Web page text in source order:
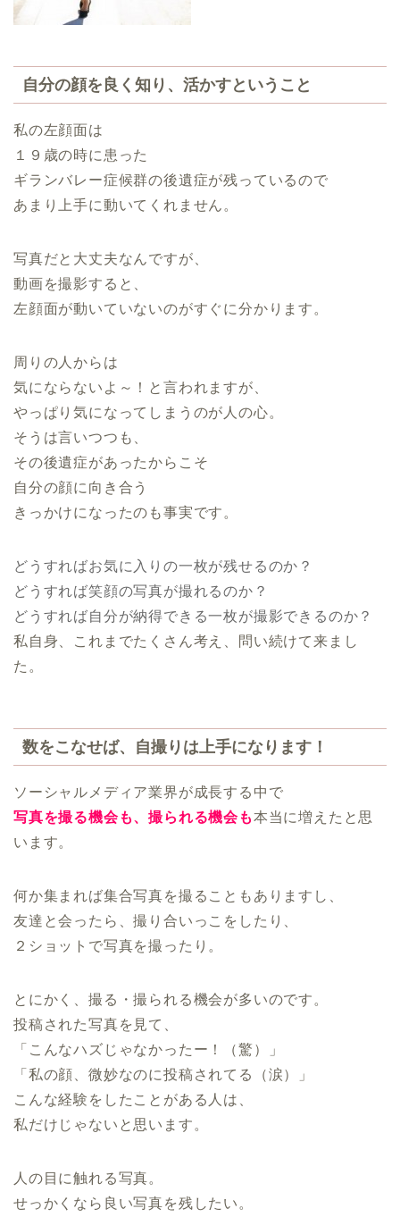
自分の顔を良く知り、活かすということ
私の左顔面は
１９歳の時に患った
ギランバレー症候群の後遺症が残っているので
あまり上手に動いてくれません。
写真だと大丈夫なんですが、
動画を撮影すると、
左顔面が動いていないのがすぐに分かります。
周りの人からは
気にならないよ～！と言われますが、
やっぱり気になってしまうのが人の心。
そうは言いつつも、
その後遺症があったからこそ
自分の顔に向き合う
きっかけになったのも事実です。
どうすればお気に入りの一枚が残せるのか？
どうすれば笑顔の写真が撮れるのか？
どうすれば自分が納得できる一枚が撮影できるのか？
私自身、これまでたくさん考え、問い続けて来まし
た。
数をこなせば、自撮りは上手になります！
ソーシャルメディア業界が成長する中で
写真を撮る機会も、撮られる機会も本当に増えたと思
います。
何か集まれば集合写真を撮ることもありますし、
友達と会ったら、撮り合いっこをしたり、
２ショットで写真を撮ったり。
とにかく、撮る・撮られる機会が多いのです。
投稿された写真を見て、
「こんなハズじゃなかったー！（驚）」
「私の顔、微妙なのに投稿されてる（涙）」
こんな経験をしたことがある人は、
私だけじゃないと思います。
人の目に触れる写真。
せっかくなら良い写真を残したい。